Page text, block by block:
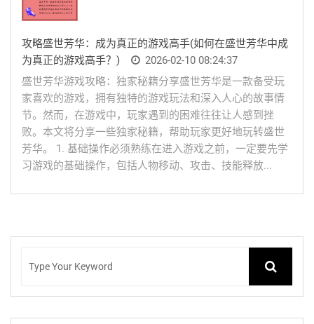
攻略盛世芳华：成为真正的游戏高手(如何在盛世芳华中成
为真正的游戏高手？)
2026-02-10 08:24:37
盛世芳华游戏攻略：独家秘籍分享盛世芳华是一款备受玩
家喜欢的游戏，拥有独特的游戏玩法和深入人心的故事情
节。然而，在游戏中，玩家遇到的困难往往让人感到挫
败。本文将分享一些独家秘籍，帮助玩家更好地玩转盛世
芳华。 1. 基础操作必须熟练在进入游戏之前，一定要先学
习游戏的基础操作，包括人物移动、攻击、技能释放...